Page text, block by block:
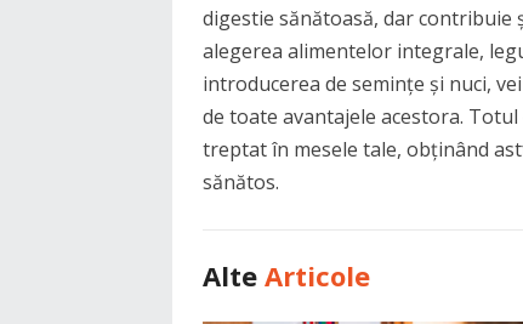
digestie sănătoasă, dar contribuie
alegerea alimentelor integrale,
introducerea de semințe și nuci,
de toate avantajele acestora.
treptat în mesele tale, obținând
sănătos.
Alte Articole